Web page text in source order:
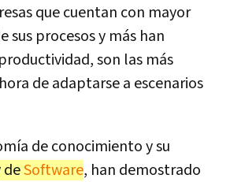
que cuentan con mayor
sus procesos y más han
son las más
de adaptarse a escenarios
de conocimiento y su
deSoftware, han demostrado